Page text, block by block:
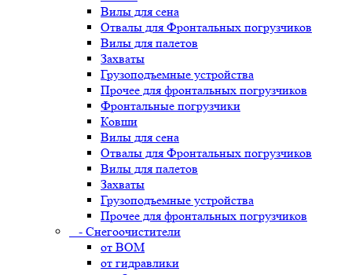
Вилы для сена
Отвалы для Фронтальных погрузчиков
Вилы для палетов
Захваты
Грузоподъемные устройства
Прочее для фронтальных погрузчиков
Фронтальные погрузчики
Ковши
Вилы для сена
Отвалы для Фронтальных погрузчиков
Вилы для палетов
Захваты
Грузоподъемные устройства
Прочее для фронтальных погрузчиков
- Снегоочистители
от ВОМ
от гидравлики